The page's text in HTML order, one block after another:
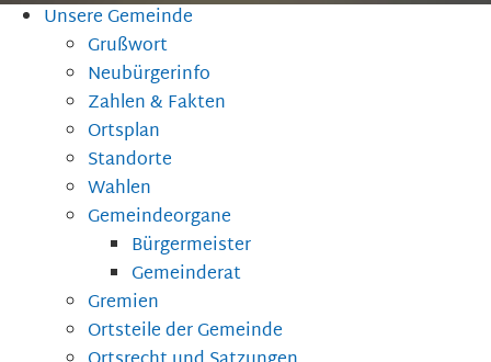
Unsere Gemeinde
Grußwort
Neubürgerinfo
Zahlen & Fakten
Ortsplan
Standorte
Wahlen
Gemeindeorgane
Bürgermeister
Gemeinderat
Gremien
Ortsteile der Gemeinde